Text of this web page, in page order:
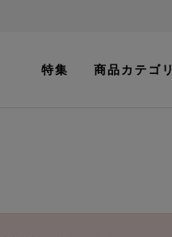
特集 商品カテゴリ